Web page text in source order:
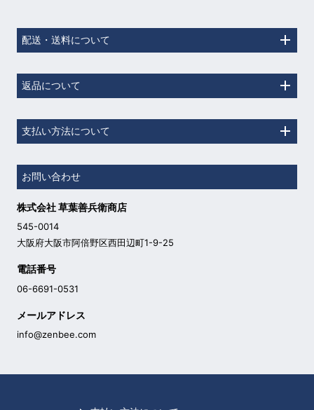
配送・送料について
返品について
支払い方法について
お問い合わせ
株式会社 草葉善兵衛商店
545-0014
大阪府大阪市阿倍野区西田辺町1-9-25
電話番号
06-6691-0531
メールアドレス
info@zenbee.com